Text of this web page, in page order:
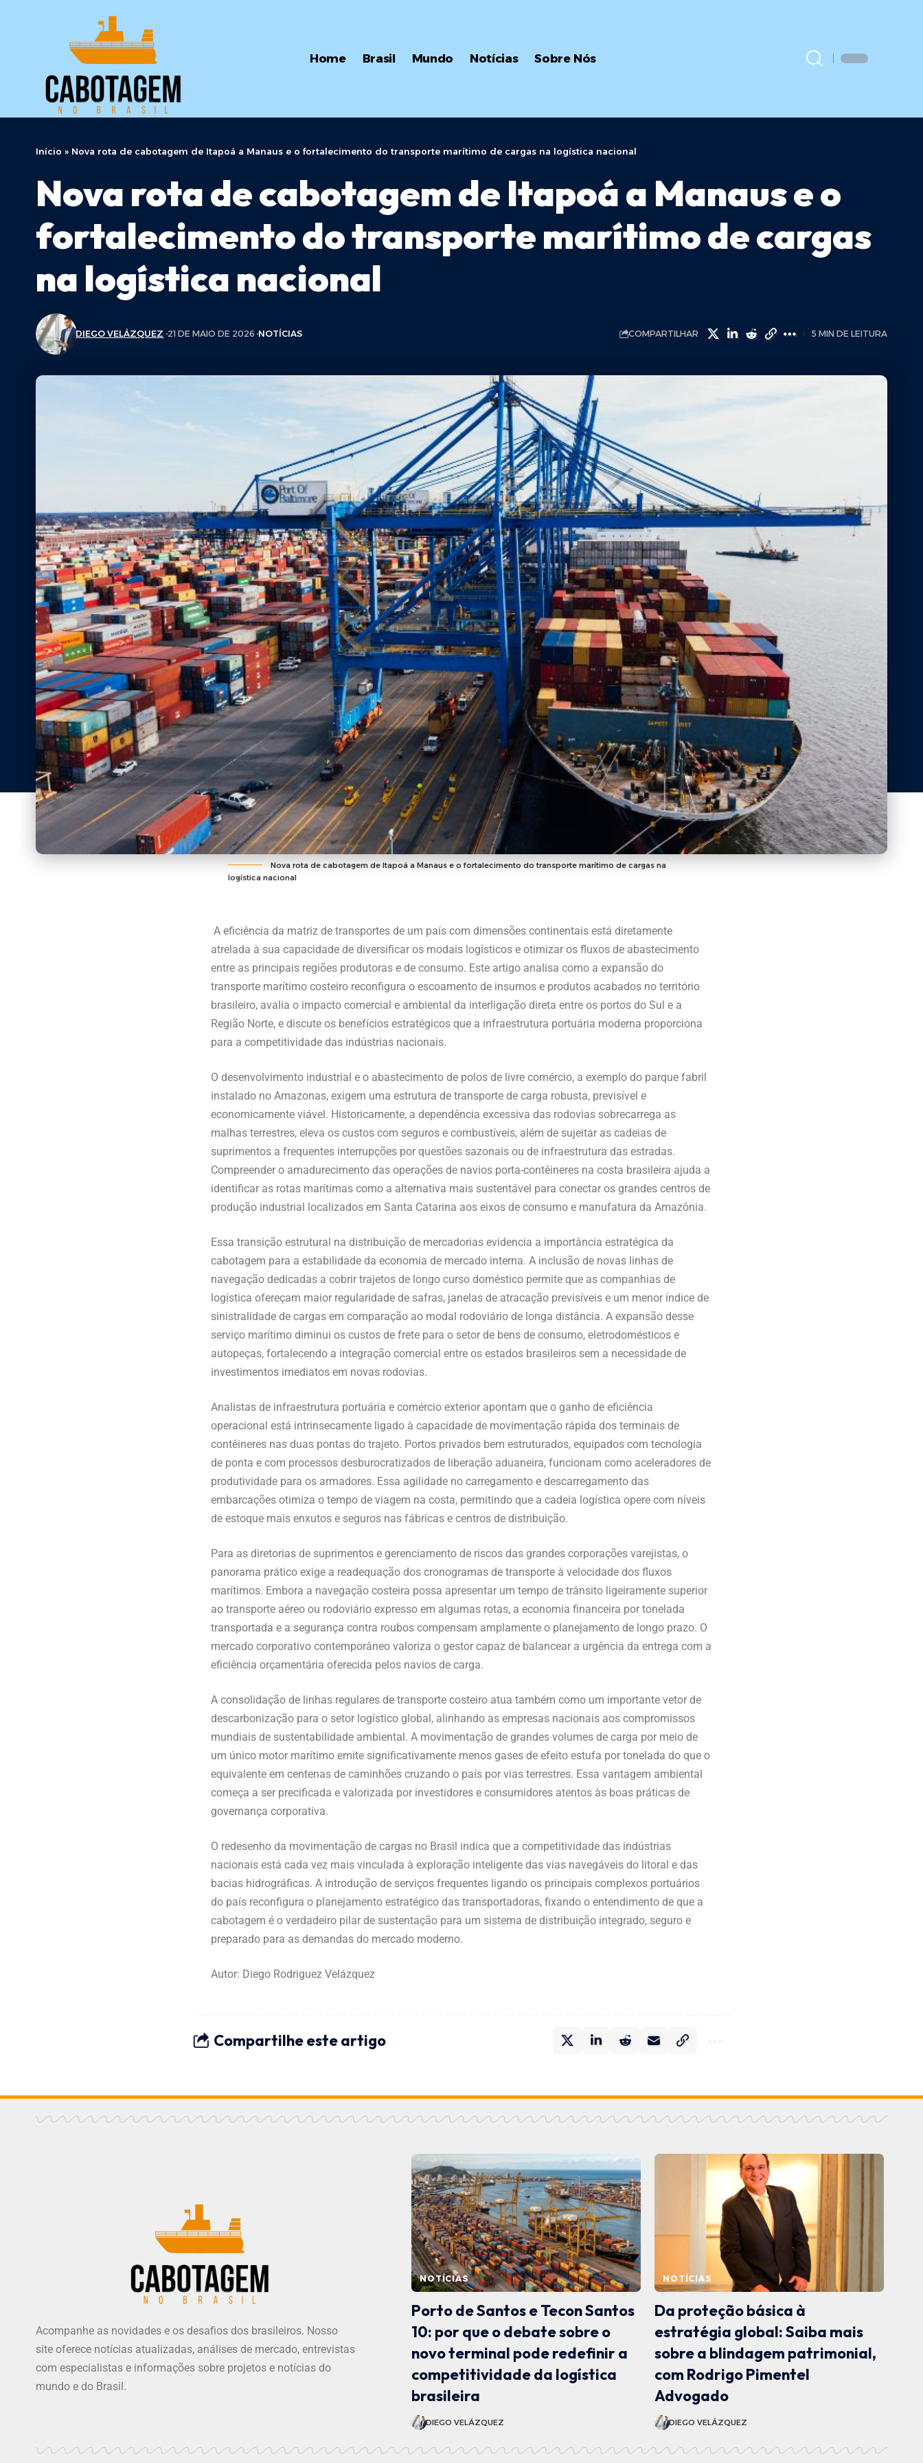
Home Brasil Mundo Notícias Sobre Nós
Início » Nova rota de cabotagem de Itapoá a Manaus e o fortalecimento do transporte marítimo de cargas na logística nacional
Nova rota de cabotagem de Itapoá a Manaus e o
fortalecimento do transporte marítimo de cargas
na logística nacional
DIEGO VELÁZQUEZ 21 DE MAIO DE 2026 NOTÍCIAS COMPARTILHAR 5 MIN DE LEITURA
Nova rota de cabotagem de Itapoá a Manaus e o fortalecimento do transporte marítimo de cargas na
logística nacional
A eficiência da matriz de transportes de um país com dimensões continentais está diretamente
atrelada à sua capacidade de diversificar os modais logísticos e otimizar os fluxos de abastecimento
entre as principais regiões produtoras e de consumo. Este artigo analisa como a expansão do
transporte marítimo costeiro reconfigura o escoamento de insumos e produtos acabados no território
brasileiro, avalia o impacto comercial e ambiental da interligação direta entre os portos do Sul e a
Região Norte, e discute os benefícios estratégicos que a infraestrutura portuária moderna proporciona
para a competitividade das indústrias nacionais.
O desenvolvimento industrial e o abastecimento de polos de livre comércio, a exemplo do parque fabril
instalado no Amazonas, exigem uma estrutura de transporte de carga robusta, previsível e
economicamente viável. Historicamente, a dependência excessiva das rodovias sobrecarrega as
malhas terrestres, eleva os custos com seguros e combustíveis, além de sujeitar as cadeias de
suprimentos a frequentes interrupções por questões sazonais ou de infraestrutura das estradas.
Compreender o amadurecimento das operações de navios porta-contêineres na costa brasileira ajuda a
identificar as rotas marítimas como a alternativa mais sustentável para conectar os grandes centros de
produção industrial localizados em Santa Catarina aos eixos de consumo e manufatura da Amazônia.
Essa transição estrutural na distribuição de mercadorias evidencia a importância estratégica da
cabotagem para a estabilidade da economia de mercado interna. A inclusão de novas linhas de
navegação dedicadas a cobrir trajetos de longo curso doméstico permite que as companhias de
logística ofereçam maior regularidade de safras, janelas de atracação previsíveis e um menor índice de
sinistralidade de cargas em comparação ao modal rodoviário de longa distância. A expansão desse
serviço marítimo diminui os custos de frete para o setor de bens de consumo, eletrodomésticos e
autopeças, fortalecendo a integração comercial entre os estados brasileiros sem a necessidade de
investimentos imediatos em novas rodovias.
Analistas de infraestrutura portuária e comércio exterior apontam que o ganho de eficiência
operacional está intrinsecamente ligado à capacidade de movimentação rápida dos terminais de
contêineres nas duas pontas do trajeto. Portos privados bem estruturados, equipados com tecnologia
de ponta e com processos desburocratizados de liberação aduaneira, funcionam como aceleradores de
produtividade para os armadores. Essa agilidade no carregamento e descarregamento das
embarcações otimiza o tempo de viagem na costa, permitindo que a cadeia logística opere com níveis
de estoque mais enxutos e seguros nas fábricas e centros de distribuição.
Para as diretorias de suprimentos e gerenciamento de riscos das grandes corporações varejistas, o
panorama prático exige a readequação dos cronogramas de transporte à velocidade dos fluxos
marítimos. Embora a navegação costeira possa apresentar um tempo de trânsito ligeiramente superior
ao transporte aéreo ou rodoviário expresso em algumas rotas, a economia financeira por tonelada
transportada e a segurança contra roubos compensam amplamente o planejamento de longo prazo. O
mercado corporativo contemporâneo valoriza o gestor capaz de balancear a urgência da entrega com a
eficiência orçamentária oferecida pelos navios de carga.
A consolidação de linhas regulares de transporte costeiro atua também como um importante vetor de
descarbonização para o setor logístico global, alinhando as empresas nacionais aos compromissos
mundiais de sustentabilidade ambiental. A movimentação de grandes volumes de carga por meio de
um único motor marítimo emite significativamente menos gases de efeito estufa por tonelada do que o
equivalente em centenas de caminhões cruzando o país por vias terrestres. Essa vantagem ambiental
começa a ser precificada e valorizada por investidores e consumidores atentos às boas práticas de
governança corporativa.
O redesenho da movimentação de cargas no Brasil indica que a competitividade das indústrias
nacionais está cada vez mais vinculada à exploração inteligente das vias navegáveis do litoral e das
bacias hidrográficas. A introdução de serviços frequentes ligando os principais complexos portuários
do país reconfigura o planejamento estratégico das transportadoras, fixando o entendimento de que a
cabotagem é o verdadeiro pilar de sustentação para um sistema de distribuição integrado, seguro e
preparado para as demandas do mercado moderno.
Autor: Diego Rodriguez Velázquez
Compartilhe este artigo
Acompanhe as novidades e os desafios dos brasileiros. Nosso
site oferece notícias atualizadas, análises de mercado, entrevistas
com especialistas e informações sobre projetos e notícias do
mundo e do Brasil.
NOTÍCIAS
Porto de Santos e Tecon Santos
10: por que o debate sobre o
novo terminal pode redefinir a
competitividade da logística
brasileira
DIEGO VELÁZQUEZ
NOTÍCIAS
Da proteção básica à
estratégia global: Saiba mais
sobre a blindagem patrimonial,
com Rodrigo Pimentel
Advogado
DIEGO VELÁZQUEZ